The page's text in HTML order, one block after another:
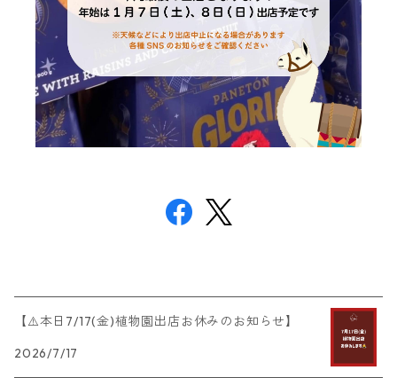
【⚠️本日7/17(金)植物園出店お休みのお知らせ】
2026/7/17